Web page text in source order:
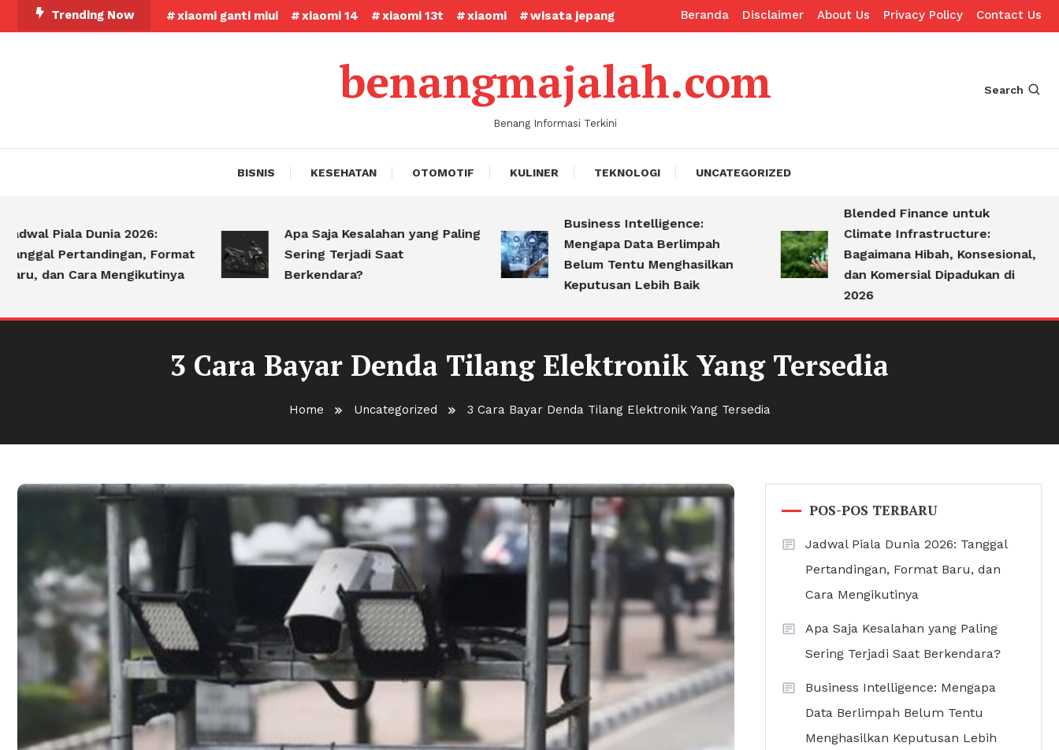
To
Trending Now xiaomi ganti miui xiaomi 14 xiaomi 13t xiaomi wisata jepang Beranda Disclaimer About Us Privacy Policy Contact Us
benangmajalah.com
Benang Informasi Terkini
Search
BISNIS KESEHATAN OTOMOTIF KULINER TEKNOLOGI UNCATEGORIZED
Piala Dunia 2026:
Pertandingan, Format
dan Cara Mengikutinya
Apa Saja Kesalahan yang Paling
Sering Terjadi Saat
Berkendara?
Business Intelligence:
Mengapa Data Berlimpah
Belum Tentu Menghasilkan
Keputusan Lebih Baik
Blended Finance untuk
Climate Infrastructure:
Bagaimana Hibah, Konsesional,
dan Komersial Dipadukan di
3 Cara Bayar Denda Tilang Elektronik Yang Tersedia
Home Uncategorized 3 Cara Bayar Denda Tilang Elektronik Yang Tersedia
POS-POS TERBARU
Jadwal Piala Dunia 2026: Tanggal
Pertandingan, Format Baru, dan
Cara Mengikutinya
Apa Saja Kesalahan yang Paling
Sering Terjadi Saat Berkendara?
Business Intelligence: Mengapa
Data Berlimpah Belum Tentu
Menghasilkan Keputusan Lebih